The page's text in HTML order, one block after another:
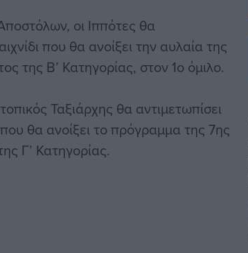
οι Ιππότες θα
που θα ανοίξει την αυλαία της
της Β’ Κατηγορίας, στον 1ο όμιλο.
Ταξιάρχης θα αντιμετωπίσει
θα ανοίξει το πρόγραμμα της 7ης
Γ’ Κατηγορίας.